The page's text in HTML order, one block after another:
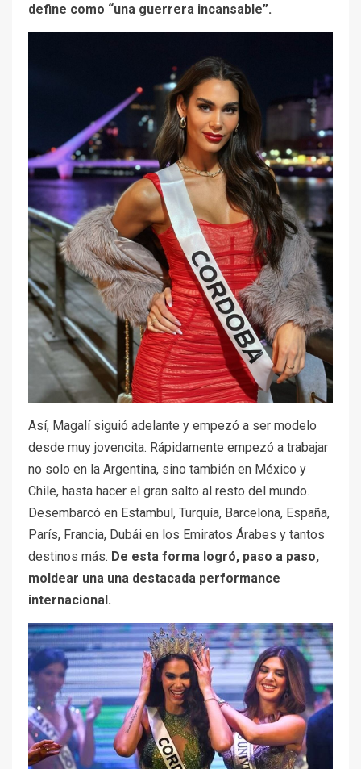
define como “una guerrera incansable”.
Así, Magalí siguió adelante y empezó a ser modelo
desde muy jovencita. Rápidamente empezó a trabajar
no solo en la Argentina, sino también en México y
Chile, hasta hacer el gran salto al resto del mundo.
Desembarcó en Estambul, Turquía, Barcelona, España,
París, Francia, Dubái en los Emiratos Árabes y tantos
destinos más. De esta forma logró, paso a paso,
moldear una una destacada performance
internacional.